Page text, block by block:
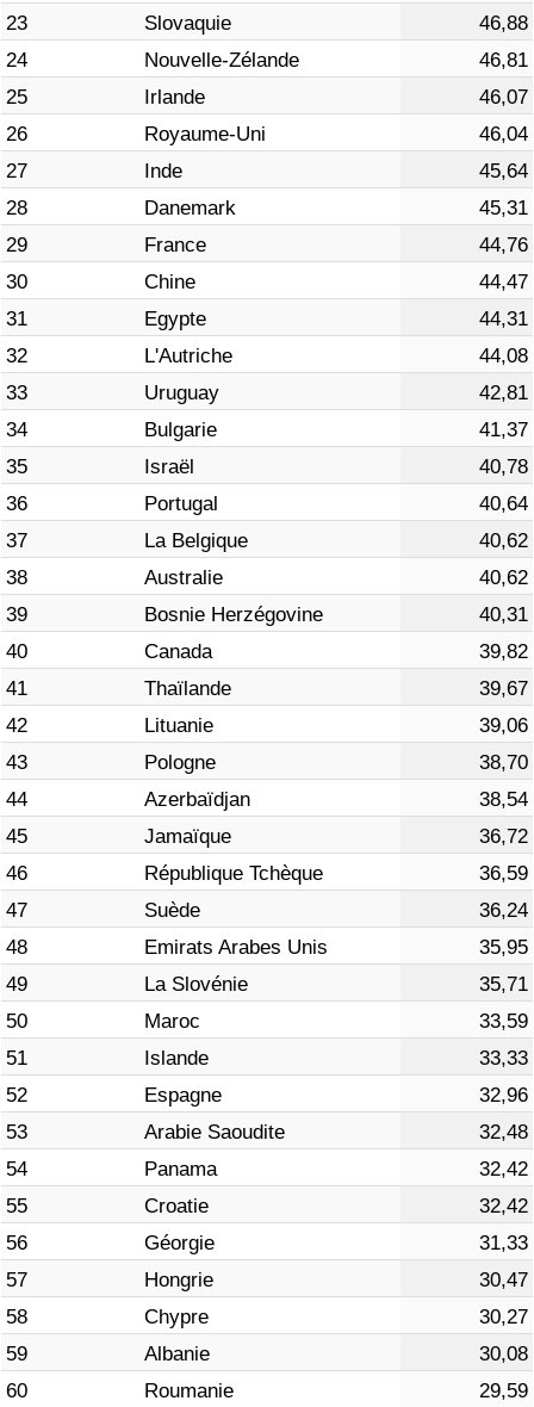
23
Slovaquie
46,88
24
Nouvelle-Zélande
46,81
25
Irlande
46,07
26
Royaume-Uni
46,04
27
Inde
45,64
28
Danemark
45,31
29
France
44,76
30
Chine
44,47
31
Egypte
44,31
32
L'Autriche
44,08
33
Uruguay
42,81
34
Bulgarie
41,37
35
Israël
40,78
36
Portugal
40,64
37
La Belgique
40,62
38
Australie
40,62
39
Bosnie Herzégovine
40,31
40
Canada
39,82
41
Thaïlande
39,67
42
Lituanie
39,06
43
Pologne
38,70
44
Azerbaïdjan
38,54
45
Jamaïque
36,72
46
République Tchèque
36,59
47
Suède
36,24
48
Emirats Arabes Unis
35,95
49
La Slovénie
35,71
50
Maroc
33,59
51
Islande
33,33
52
Espagne
32,96
53
Arabie Saoudite
32,48
54
Panama
32,42
55
Croatie
32,42
56
Géorgie
31,33
57
Hongrie
30,47
58
Chypre
30,27
59
Albanie
30,08
60
Roumanie
29,59